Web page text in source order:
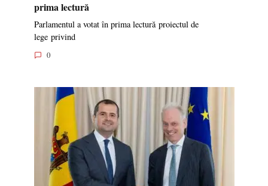
prima lectură
Parlamentul a votat în prima lectură proiectul de
lege privind
0